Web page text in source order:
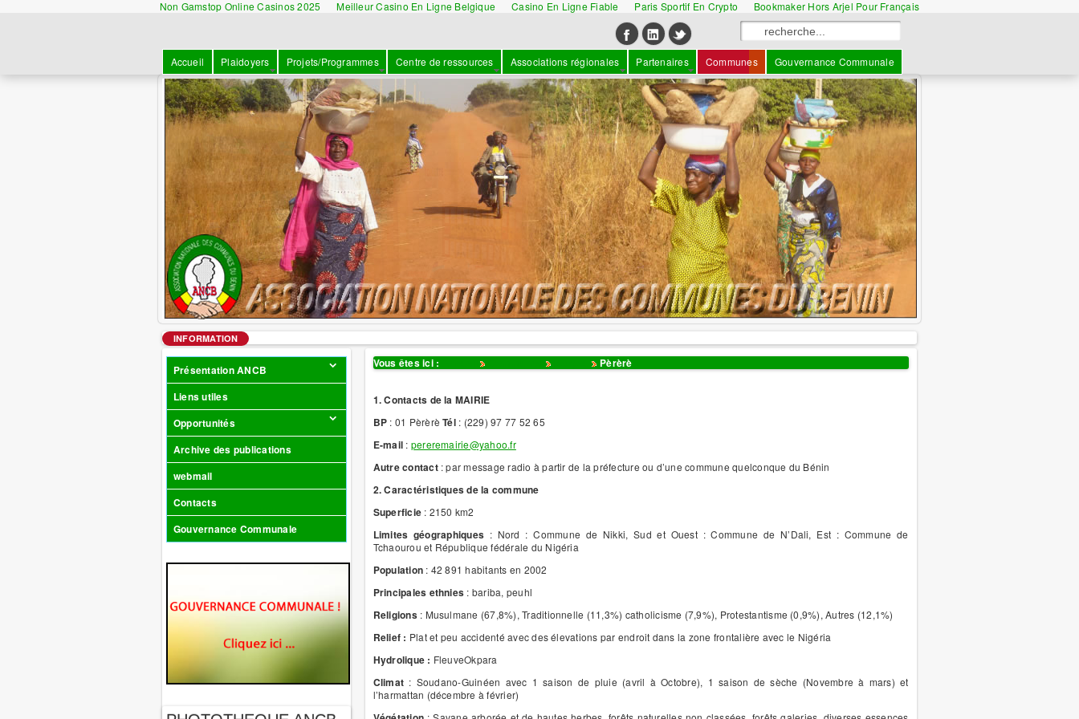
Non Gamstop Online Casinos 2025 Meilleur Casino En Ligne Belgique Casino En Ligne Fiable Paris Sportif En Crypto Bookmaker Hors Arjel Pour Français
Accueil Plaidoyers Projets/Programmes Centre de ressources Associations régionales Partenaires Communes Gouvernance Communale
INFORMATION
Présentation ANCB
Liens utiles
Opportunités
Archive des publications
webmail
Contacts
Gouvernance Communale
Vous êtes ici : Pèrèrè
1.Contacts de la MAIRIE
BP : 01 PèrèrèTél: (229) 97 77 52 65
E-mail : pereremairie@yahoo.fr
Autre contact: par message radio à partir de la préfecture ou d’une commune quelconque du Bénin
2. Caractéristiques de la commune
Superficie : 2150 km2
Limites géographiques : Nord : Commune de Nikki, Sud et Ouest : Commune de N’Dali, Est : Commune de
Tchaourou et République fédérale du Nigéria
Population : 42 891 habitants en 2002
Principales ethnies : bariba, peuhl
Religions: Musulmane (67,8%), Traditionnelle (11,3%) catholicisme (7,9%), Protestantisme (0,9%), Autres (12,1%)
Relief : Plat et peu accidenté avec des élevations par endroit dans la zone frontalière avec le Nigéria
Hydrolique : FleuveOkpara
Climat : Soudano-Guinéen avec 1 saison de pluie (avril à Octobre), 1 saison de sèche (Novembre à mars) et
l’harmattan (décembre à février)